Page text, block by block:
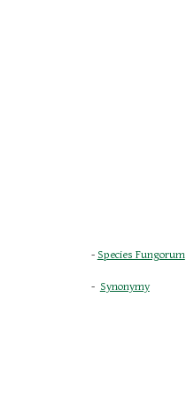
- Species Fungorum
- Synonymy